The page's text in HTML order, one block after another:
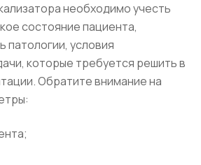
необходимо учесть
состояние пациента,
патологии, условия
которые требуется решить в
Обратите внимание на